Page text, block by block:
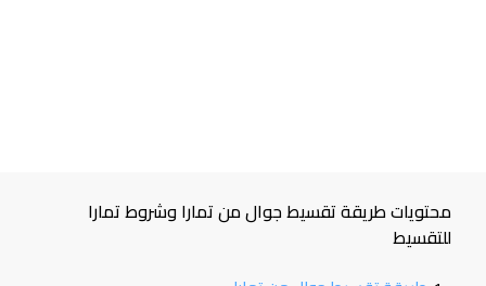
محتويات طريقة تقسيط جوال من تمارا وشروط تمارا
للتقسيط